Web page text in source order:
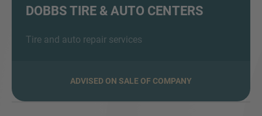
DOBBS TIRE & AUTO CENTERS
Tire and auto repair services
ADVISED ON SALE OF COMPANY